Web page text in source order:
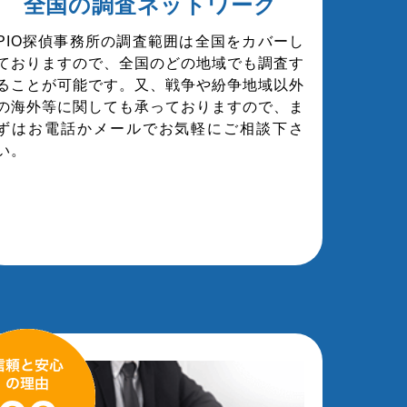
探偵事務所の調査範囲は全国をカバーし
おりますので、全国のどの地域でも調査す
ことが可能です。又、戦争や紛争地域以外
海外等に関しても承っておりますので、ま
はお電話かメールでお気軽にご相談下さ
。